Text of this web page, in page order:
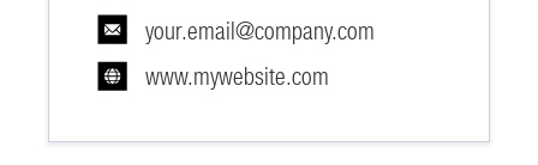
www.mywebsite.com
your.email@company.com